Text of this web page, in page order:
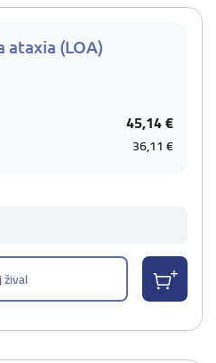
ataxia (LOA)
45,14 €
36,11 €
žival